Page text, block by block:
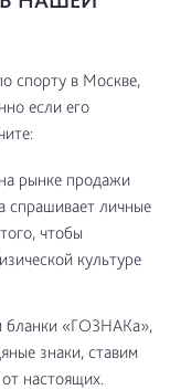
спорту в Москве,
если его
рынке продажи
спрашивает личные
чтобы
культуре
бланки «ГОЗНАКа»,
знаки, ставим
настоящих.